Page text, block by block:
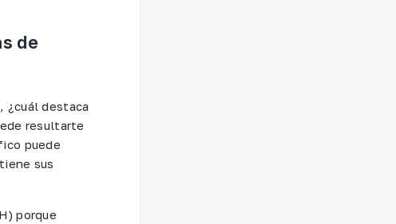
de
¿cuál destaca
resultarte
puede
sus
porque